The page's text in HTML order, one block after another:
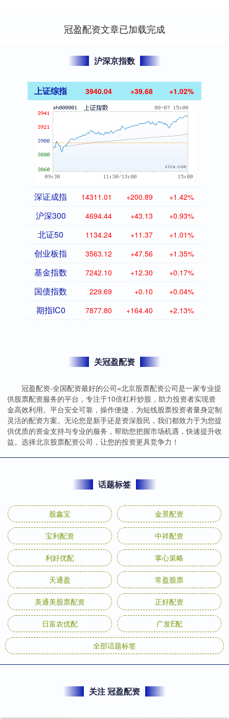
冠盈配资文章已加载完成
沪深京指数
上证综指 3940.04 +39.68 +1.02%
深证成指 14311.01 +200.89 +1.42%
沪深300 4694.44 +43.13 +0.93%
北证50 1134.24 +11.37 +1.01%
创业板指 3563.12 +47.56 +1.35%
基金指数 7242.10 +12.30 +0.17%
国债指数 229.69 +0.10 +0.04%
期指IC0 7877.80 +164.40 +2.13%
关冠盈配资
冠盈配资-全国配资最好的公司=北京股票配资公司是一家专业提
供股票配资服务的平台，专注于10倍杠杆炒股，助力投资者实现资
金高效利用。平台安全可靠，操作便捷，为短线股票投资者量身定制
灵活的配资方案。无论您是新手还是资深股民，我们都致力于为您提
供优质的资金支持与专业的服务，帮助您把握市场机遇，快速提升收
益。选择北京股票配资公司，让您的投资更具竞争力！
话题标签
股鑫宝 金景配资
宝利配资 中祥配资
利好优配 掌心策略
天通盈 常盈股票
美通美股票配资 正好配资
日富农优配 广发E配
全部话题标签
关注 冠盈配资